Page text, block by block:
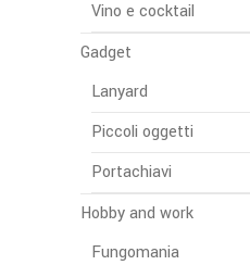
Vino e cocktail
Gadget
Lanyard
Piccoli oggetti
Portachiavi
Hobby and work
Fungomania